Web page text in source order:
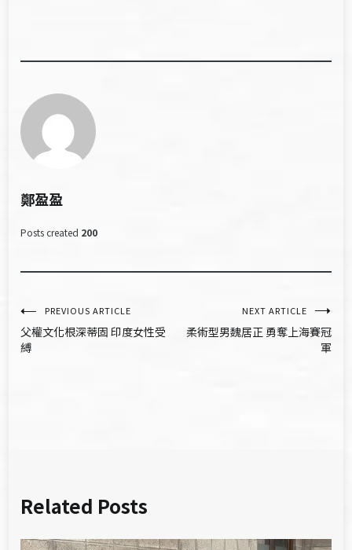
鄭盈盈
Posts created 200
文
章
PREVIOUS ARTICLE
父權文化根深蒂固 印度女性受
縛
NEXT ARTICLE
柔術型男魏居正 勇奪上海賽冠
軍
Related Posts